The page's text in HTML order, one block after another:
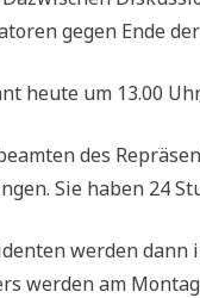
gegen Ende
heu­te um 13.00
des
Sie haben 24
wer­den
wer­den am